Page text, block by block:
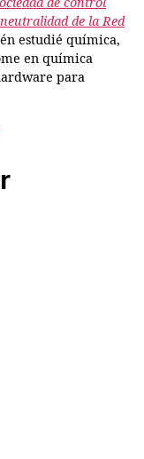
de control
de la Red
estudié química,
en química
para